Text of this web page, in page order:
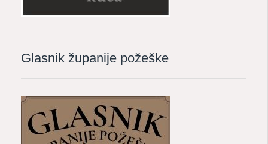
Glasnik županije požeške